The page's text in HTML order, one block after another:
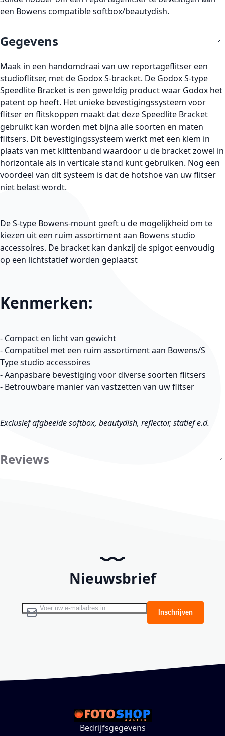
een Bowens compatible softbox/beautydish.
Gegevens
Maak in een handomdraai van uw reportageflitser een
studioflitser, met de Godox S-bracket. De Godox S-type
Speedlite Bracket is een geweldig product waar Godox het
patent op heeft. Het unieke bevestigingssysteem voor
flitser en flitskoppen maakt dat deze Speedlite Bracket
gebruikt kan worden met bijna alle soorten en maten
flitsers. Dit bevestigingssysteem werkt met een klem in
plaats van met klittenband waardoor u de bracket zowel in
horizontale als in verticale stand kunt gebruiken. Nog een
voordeel van dit systeem is dat de hotshoe van uw flitser
niet belast wordt.
De S-type Bowens-mount geeft u de mogelijkheid om te
kiezen uit een ruim assortiment aan Bowens studio
accessoires. De bracket kan dankzij de spigot eenvoudig
op een lichtstatief worden geplaatst
Kenmerken:
- Compact en licht van gewicht
- Compatibel met een ruim assortiment aan Bowens/S
Type studio accessoires
- Aanpasbare bevestiging voor diverse soorten flitsers
- Betrouwbare manier van vastzetten van uw flitser
Exclusief afgbeelde softbox, beautydish, reflector, statief e.d.
Reviews
Nieuwsbrief
Abonneer u op onze nieuwsbrief Inschrijven
Bedrijfsgegevens